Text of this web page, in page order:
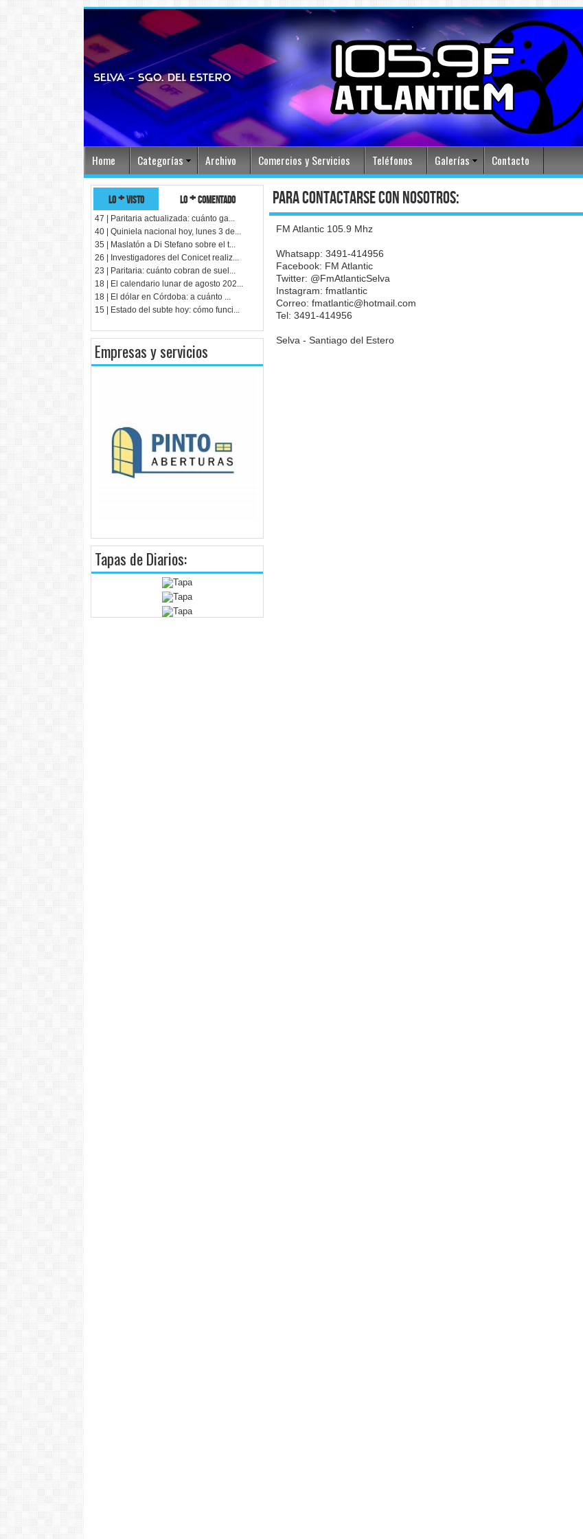
Home Categorías Archivo Comercios y Servicios Teléfonos Galerías Contacto
lo + visto lo + comentado
47 | Paritaria actualizada: cuánto ga...
40 | Quiniela nacional hoy, lunes 3 de...
35 | Maslatón a Di Stefano sobre el t...
26 | Investigadores del Conicet realiz...
23 | Paritaria: cuánto cobran de suel...
18 | El calendario lunar de agosto 202...
18 | El dólar en Córdoba: a cuánto ...
15 | Estado del subte hoy: cómo funci...
Empresas y servicios
Tapas de Diarios:
para contactarse con nosotros:
FM Atlantic 105.9 Mhz
Whatsapp: 3491-414956
Facebook: FM Atlantic
Twitter: @FmAtlanticSelva
Instagram: fmatlantic
Correo: fmatlantic@hotmail.com
Tel: 3491-414956
Selva - Santiago del Estero